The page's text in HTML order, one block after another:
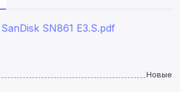
SN861 E3.S.pdf
Новые